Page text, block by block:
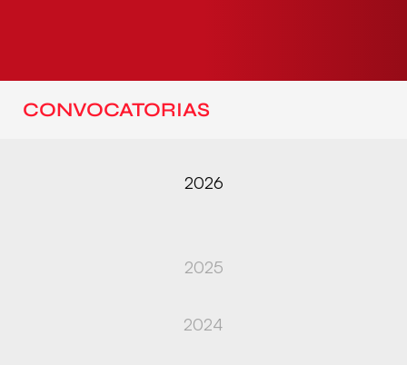
CONVOCATORIAS
2026
2025
2024